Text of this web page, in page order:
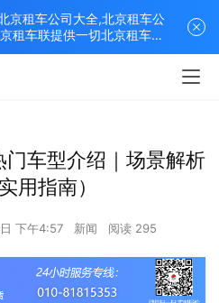
车型介绍｜场景解析
用指南）
下午4:57 新闻 阅读 295
京租车公司大全,北京租车公
租车联提供一切北京租车解
！